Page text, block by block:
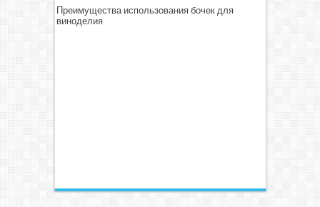
Преимущества использования бочек для
виноделия